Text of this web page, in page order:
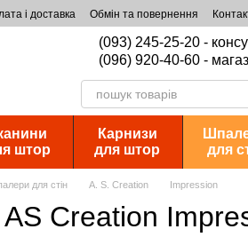
і доставка Обмін та повернення
(093) 245-25-20 -
(096) 920-40-60 -
штор
Карнизи
для штор
для
для стін A. S. Creation Impression
Creation